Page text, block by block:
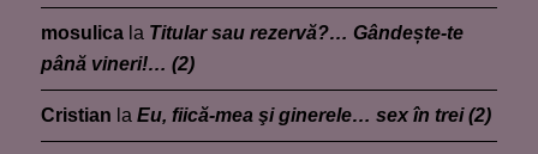
mosulica la Titular sau rezervă?… Gândește-te
până vineri!… (2)
Cristian laEu, fiică-mea şi ginerele… sex în trei (2)